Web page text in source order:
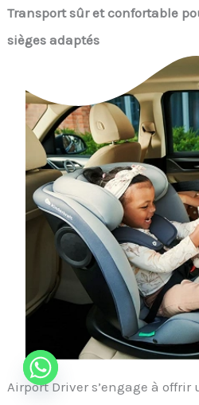
Transport sûr et confortable
sièges adaptés
Airport Driver s’engage à